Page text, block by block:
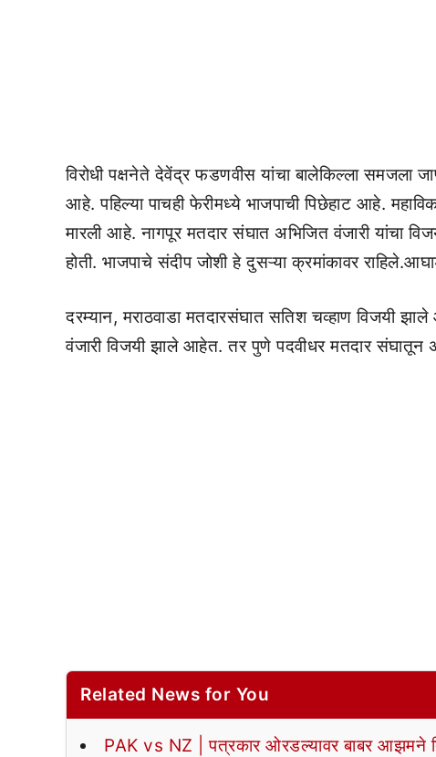
विरोधी पक्षनेते देवेंद्र फडणवीस यांचा बालेकिल्ला समजला
आहे. पहिल्या पाचही फेरीमध्ये भाजपाची पिछेहाट आहे.
मारली आहे. नागपूर मतदार संघात अभिजित वंजारी यांचा
होती. भाजपाचे संदीप जोशी हे दुसऱ्या क्रमांकावर
दरम्यान, मराठवाडा मतदारसंघात सतिश चव्हाण विजयी
वंजारी विजयी झाले आहेत. तर पुणे पदवीधर मतदार संघातून
Related News for You
PAK vs NZ | पत्रकार ओरडल्यावर बाबर आझमने